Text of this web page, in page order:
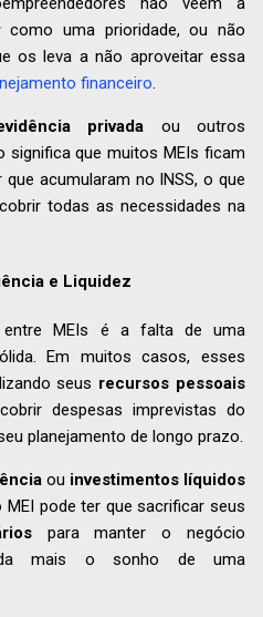
como uma prioridade, ou não
os leva a não aproveitar essa
financeiro.
privada ou outros
significa que muitos MEIs ficam
acumularam no INSS, o que
todas as necessidades na
e Liquidez
entre MEIs é a falta de uma
Em muitos casos, esses
seus recursos pessoais
despesas imprevistas do
planejamento de longo prazo.
ou investimentos líquidos
pode ter que sacrificar seus
para manter o negócio
mais o sonho de uma